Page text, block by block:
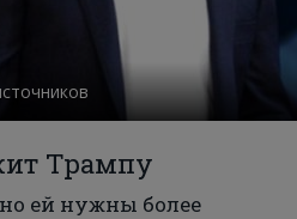
Трампу
ей нужны более